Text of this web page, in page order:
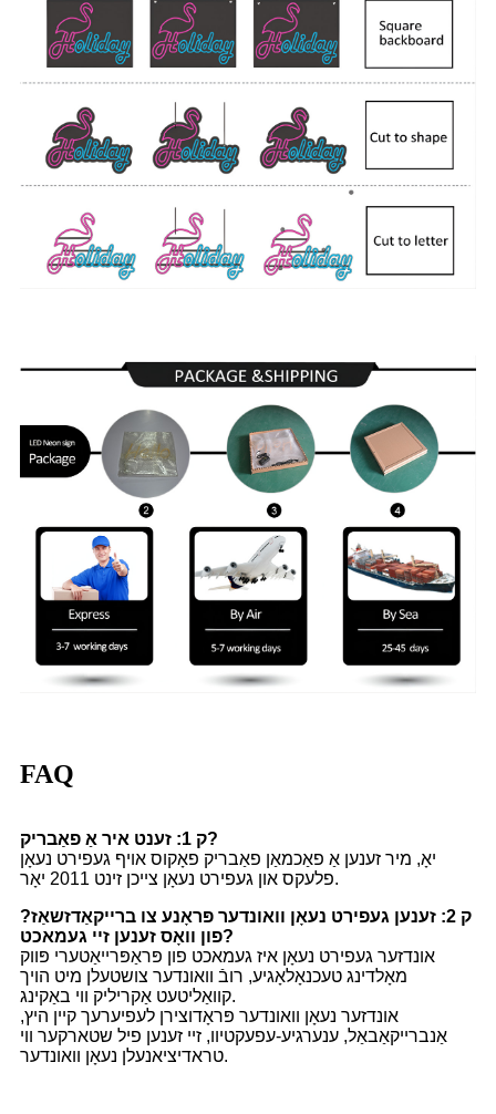
FAQ
ק 1: זענט איר אַ פאַבריק?
יאָ, מיר זענען אַ פאַכמאַן פאַבריק פאָקוס אויף געפירט נעאָן
פלעקס און געפירט נעאָן צייכן זינט 2011 יאָר.
ק 2: זענען געפירט נעאָן וואונדער פּראָנע צו ברייקאַדזשאַז?
פון וואָס זענען זיי געמאכט?
אונדזער געפירט נעאָן איז געמאכט פון פּראַפּרייאַטערי פּווק
מאָלדינג טעכנאָלאָגיע, רובֿ וואונדער צושטעלן מיט הויך
קוואַליטעט אַקריליק ווי באַקינג.
אונדזער נעאָן וואונדער פּראָדוצירן לעפיערעך קיין היץ,
אַנברייקאַבאַל, ענערגיע-עפעקטיוו, זיי זענען פיל שטארקער ווי
טראדיציאנעלן נעאָן וואונדער.